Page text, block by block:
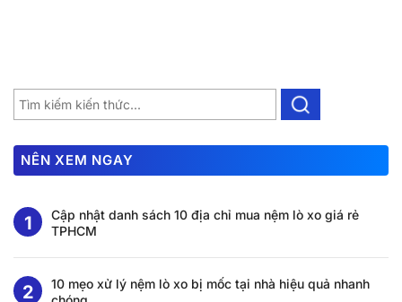
NÊN XEM NGAY
Cập nhật danh sách 10 địa chỉ mua nệm lò xo giá rẻ
TPHCM
10 mẹo xử lý nệm lò xo bị mốc tại nhà hiệu quả nhanh